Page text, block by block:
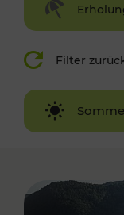
Filter
Winter